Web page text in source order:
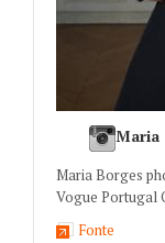
Maria
Maria Borges
Vogue Portugal
Fonte